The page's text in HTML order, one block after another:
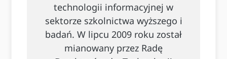
technologii informacyjnej w
sektorze szkolnictwa wyższego i
badań. W lipcu 2009 roku został
mianowany przez Radę